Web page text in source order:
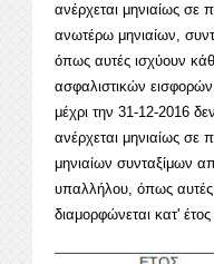
ανέρχεται μηνιαίως σε
ανωτέρω μηνιαίων,
όπως αυτές ισχύουν
ασφαλιστικών
μέχρι την 31-12-2016
ανέρχεται μηνιαίως
μηνιαίων συνταξίμων
υπαλλήλου, όπως
διαμορφώνεται κατ'